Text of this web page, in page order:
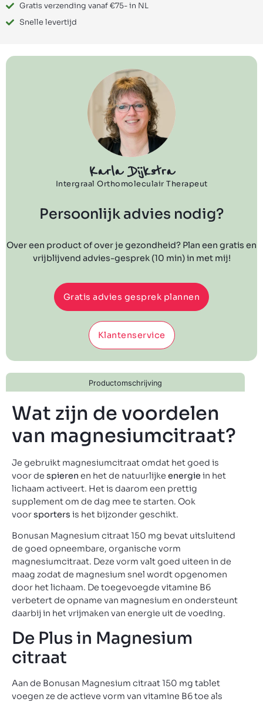
Gratis verzending vanaf €75- in NL
Snelle levertijd
Karla Dijkstra
Intergraal Orthomoleculair Therapeut
Persoonlijk advies nodig?
Over een product of over je gezondheid? Plan een gratis en
vrijblijvend advies-gesprek (10 min) in met mij!
Gratis advies gesprek plannen
Klantenservice
Productomschrijving
Wat zijn de voordelen
van magnesiumcitraat?
Je gebruikt magnesiumcitraat omdat het goed is
voor de spieren en het de natuurlijke energiein het
lichaam activeert. Het is daarom een prettig
supplement om de dag mee te starten. Ook
voorsporters is het bijzonder geschikt.
Bonusan Magnesium citraat 150 mg bevat uitsluitend
de goed opneembare, organische vorm
magnesiumcitraat. Deze vorm valt goed uiteen in de
maag zodat de magnesium snel wordt opgenomen
door het lichaam. De toegevoegde vitamine B6
verbetert de opname van magnesium en ondersteunt
daarbij in het vrijmaken van energie uit de voeding.
De Plus in Magnesium
citraat
Aan de Bonusan Magnesium citraat 150 mg tablet
voegen ze de actieve vorm van vitamine B6 toe als